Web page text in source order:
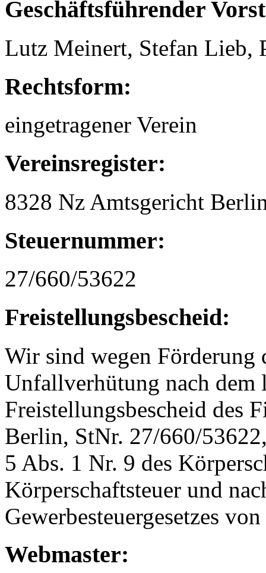
Geschäftsführender
Lutz Meinert, Stefan Lieb,
Rechtsform:
eingetragener Verein
Vereinsregister:
8328 Nz Amtsgericht
Steuernummer:
27/660/53622
Freistellungsbescheid:
Wir sind wegen Förderung
Unfallverhütung nach dem
Freistellungsbescheid des
Berlin, StNr. 27/660/
5 Abs. 1 Nr. 9 des
Körperschaftsteuer und
Gewerbesteuergesetzes
Webmaster: